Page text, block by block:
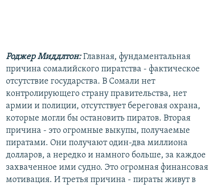
Роджер Миддлтон:Главная, фундаментальная
причина сомалийского пиратства - фактическое
отсутствие государства. В Сомали нет
контролирующего страну правительства, нет
армии и полиции, отсутствует береговая охрана,
которые могли бы остановить пиратов. Вторая
причина - это огромные выкупы, получаемые
пиратами. Они получают один-два миллиона
долларов, а нередко и намного больше, за каждое
захваченное ими судно. Это огромная финансовая
мотивация. И третья причина - пираты живут в